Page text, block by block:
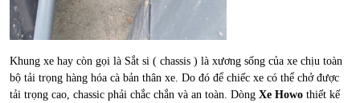
Khung xe hay còn gọi là Sắt si ( chassis ) là xương sống của xe chịu toàn
bộ tải trọng hàng hóa cà bản thân xe. Do đó để chiếc xe có thể chở được
tải trọng cao, chassic phải chắc chắn và an toàn. Dòng Xe Howo thiết kế